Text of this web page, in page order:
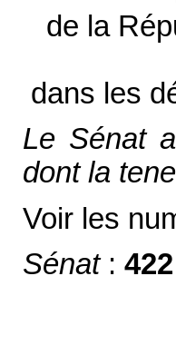
de la
dans les
Le Sénat
dont la
Voir les
Sénat :